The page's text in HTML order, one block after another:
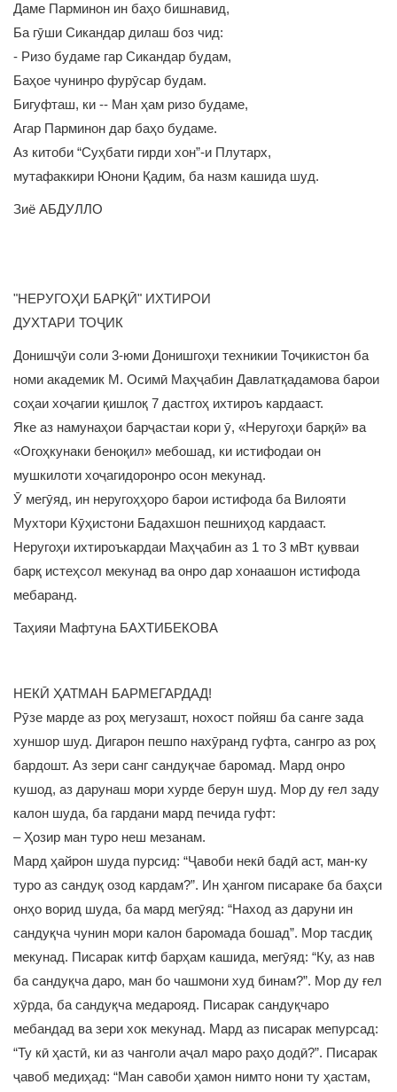
Даме Парминон ин баҳо бишнавид,
Ба гӯши Сикандар дилаш боз чид:
- Ризо будаме гар Сикандар будам,
Баҳое чунинро фурӯсар будам.
Бигуфташ, ки -- Ман ҳам ризо будаме,
Агар Парминон дар баҳо будаме.
Аз китоби “Суҳбати гирди хон”-и Плутарх,
мутафаккири Юнони Қадим, ба назм кашида шуд.
Зиё АБДУЛЛО
"НЕРУГОҲИ БАРҚӢ" ИХТИРОИ
ДУХТАРИ ТОҶИК
Донишҷӯи соли 3-юми Донишгоҳи техникии Тоҷикистон ба
номи академик М. Осимӣ Маҳҷабин Давлатқадамова барои
соҳаи хоҷагии қишлоқ 7 дастгоҳ ихтироъ кардааст.
Яке аз намунаҳои барҷастаи кори ӯ, «Неругоҳи барқӣ» ва
«Огоҳкунаки беноқил» мебошад, ки истифодаи он
мушкилоти хоҷагидоронро осон мекунад.
Ӯ мегӯяд, ин неругоҳҳоро барои истифода ба Вилояти
Мухтори Кӯҳистони Бадахшон пешниҳод кардааст.
Неругоҳи ихтироъкардаи Маҳҷабин аз 1 то 3 мВт қувваи
барқ истеҳсол мекунад ва онро дар хонаашон истифода
мебаранд.
Таҳияи Мафтуна БАХТИБЕКОВА
НЕКӢ ҲАТМАН БАРМЕГАРДАД!
Рӯзе марде аз роҳ мегузашт, нохост пойяш ба санге зада
хуншор шуд. Дигарон пешпо нахӯранд гуфта, сангро аз роҳ
бардошт. Аз зери санг сандуқчае баромад. Мард онро
кушод, аз дарунаш мори хурде берун шуд. Мор ду ғел заду
калон шуда, ба гардани мард печида гуфт:
– Ҳозир ман туро неш мезанам.
Мард ҳайрон шуда пурсид: “Ҷавоби некӣ бадӣ аст, ман-ку
туро аз сандуқ озод кардам?”. Ин ҳангом писараке ба баҳси
онҳо ворид шуда, ба мард мегӯяд: “Наход аз даруни ин
сандуқча чунин мори калон баромада бошад”. Мор тасдиқ
мекунад. Писарак китф барҳам кашида, мегӯяд: “Ку, аз нав
ба сандуқча даро, ман бо чашмони худ бинам?”. Мор ду ғел
хӯрда, ба сандуқча медарояд. Писарак сандуқчаро
мебандад ва зери хок мекунад. Мард аз писарак мепурсад:
“Ту кӣ ҳастӣ, ки аз чанголи аҷал маро раҳо додӣ?”. Писарак
ҷавоб медиҳад: “Ман савоби ҳамон нимто нони ту ҳастам,